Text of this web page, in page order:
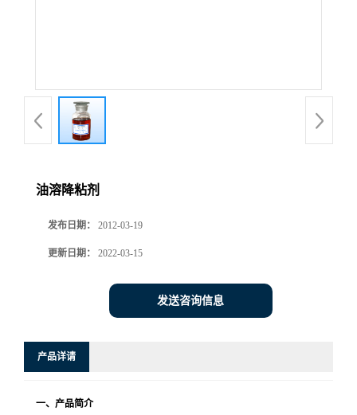
油溶降粘剂
发布日期： 2012-03-19
更新日期： 2022-03-15
发送咨询信息
产品详请
一、产品简介